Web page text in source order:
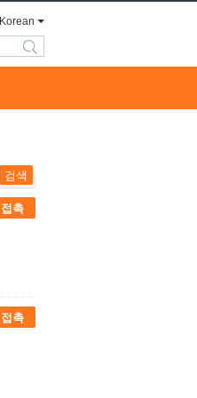
Korean
search
접촉
접촉